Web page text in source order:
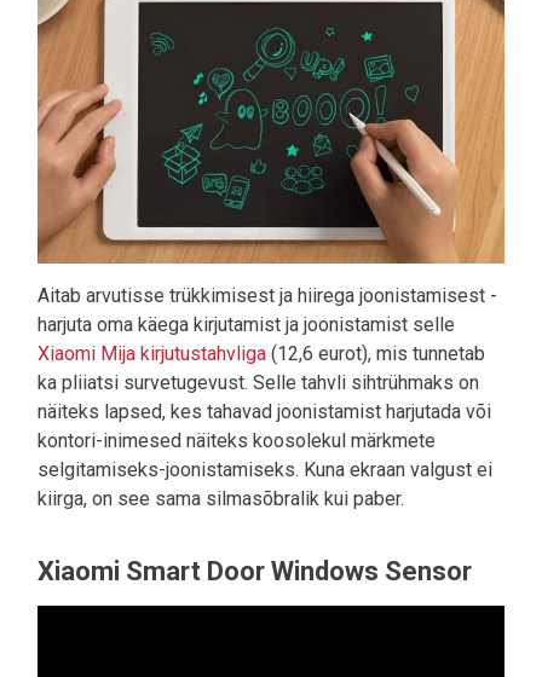
Aitab arvutisse trükkimisest ja hiirega joonistamisest -
harjuta oma käega kirjutamist ja joonistamist selle
Xiaomi Mija kirjutustahvliga (12,6 eurot), mis tunnetab
ka pliiatsi survetugevust. Selle tahvli sihtrühmaks on
näiteks lapsed, kes tahavad joonistamist harjutada või
kontori-inimesed näiteks koosolekul märkmete
selgitamiseks-joonistamiseks. Kuna ekraan valgust ei
kiirga, on see sama silmasõbralik kui paber.
Xiaomi Smart Door Windows Sensor